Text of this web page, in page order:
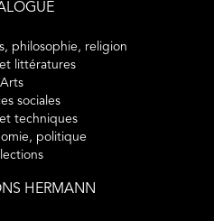
philosophie, religion
littératures
Arts
sociales
techniques
politique
HERMANN